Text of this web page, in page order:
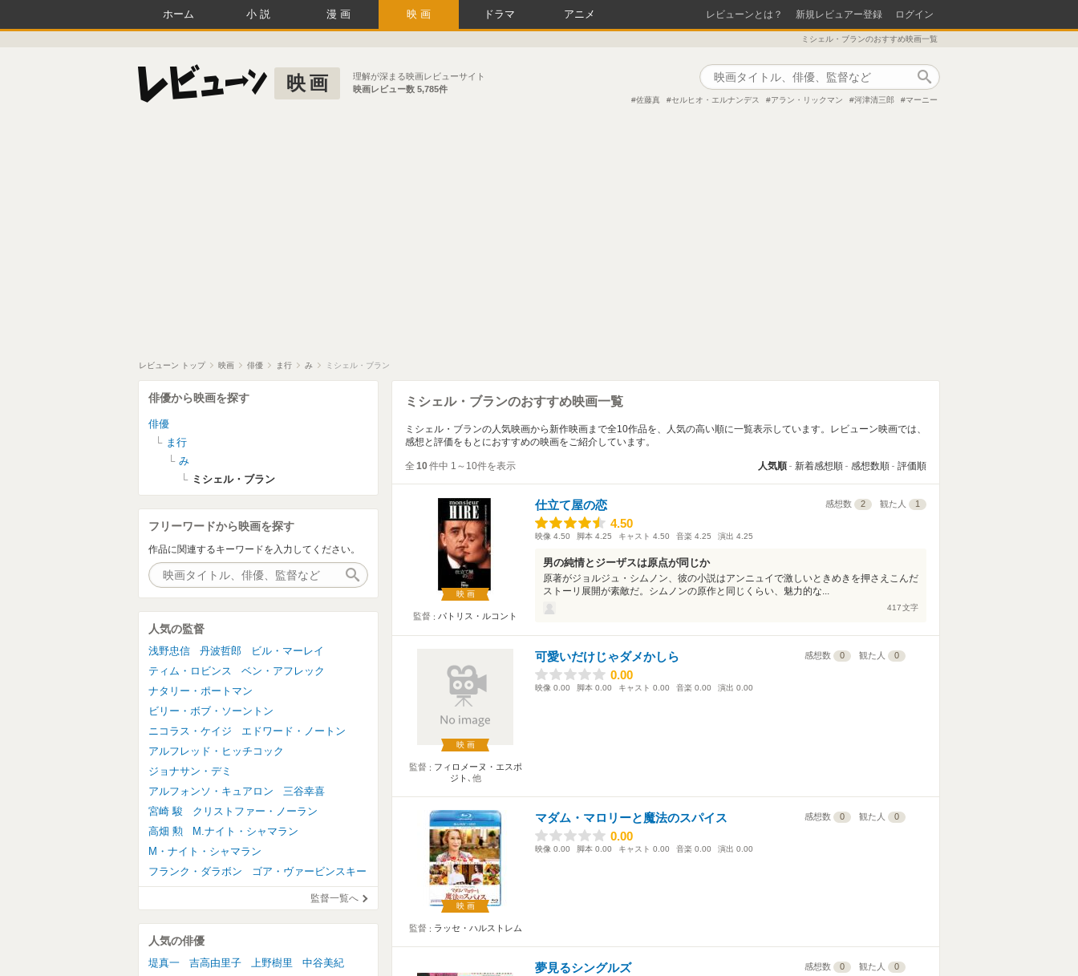
ホーム 小説 漫画 映画 ドラマ アニメ レビューンとは？ 新規レビュアー登録 ログイン
ミシェル・ブランのおすすめ映画一覧
映画
理解が深まる映画レビューサイト
映画レビュー数 5,785件
佐藤真 セルヒオ・エルナンデス アラン・リックマン 河津清三郎 マーニー
レビューン トップ 映画 俳優 ま行 み ミシェル・ブラン
ミシェル・ブランのおすすめ映画一覧
ミシェル・ブランの人気映画から新作映画まで全10作品を、人気の高い順に一覧表示しています。レビューン映画では、
感想と評価をもとにおすすめの映画をご紹介しています。
全 10件中 1～10件を表示 人気順 新着感想順 感想数順 評価順
映画
監督 パトリス・ルコント
仕立て屋の恋 感想数 2 観た人 1
4.50
4.50
映像 4.50 脚本 4.25 キャスト 4.50 音楽 4.25 演出 4.25
男の純情とジーザスは原点が同じか
原著がジョルジュ・シムノン、彼の小説はアンニュイで激しいときめきを押さえこんだ
ストーリ展開が素敵だ。シムノンの原作と同じくらい、魅力的な...
417文字
映画
監督
フィロメーヌ・エスポ
ジト､他
可愛いだけじゃダメかしら 感想数 0 観た人 0
0.00
0.00
映像 0.00 脚本 0.00 キャスト 0.00 音楽 0.00 演出 0.00
映画
監督 ラッセ・ハルストレム
マダム・マロリーと魔法のスパイス 感想数 0 観た人 0
0.00
0.00
映像 0.00 脚本 0.00 キャスト 0.00 音楽 0.00 演出 0.00
夢見るシングルズ 感想数 0 観た人 0
俳優から映画を探す
俳優
ま行
み
ミシェル・ブラン
フリーワードから映画を探す
作品に関連するキーワードを入力してください。
人気の監督
浅野忠信 丹波哲郎
ビル・マーレイ
ティム・ロビンス
ベン・アフレック
ナタリー・ポートマン
ビリー・ボブ・ソーントン
ニコラス・ケイジ
エドワード・ノートン
アルフレッド・ヒッチコック
ジョナサン・デミ
アルフォンソ・キュアロン
三谷幸喜
宮崎 駿
クリストファー・ノーラン
高畑 勲
M.ナイト・シャマラン
M・ナイト・シャマラン
フランク・ダラボン
ゴア・ヴァービンスキー
監督一覧へ
人気の俳優
堤真一 吉高由里子 上野樹里
中谷美紀